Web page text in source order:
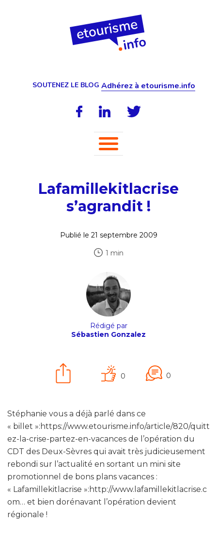
SOUTENEZ LE BLOG Adhérez à etourisme.info
Lafamillekitlacrise
s’agrandit !
Publié le 21 septembre 2009
1 min
Rédigé par
Sébastien Gonzalez
0 0
Stéphanie vous a déjà parlé dans ce
« billet »:https://www.etourisme.info/article/820/quitt
ez-la-crise-partez-en-vacances de l’opération du
CDT des Deux-Sèvres qui avait très judicieusement
rebondi sur l’actualité en sortant un mini site
promotionnel de bons plans vacances :
« Lafamillekitlacrise »:http://www.lafamillekitlacrise.c
om… et bien dorénavant l’opération devient
régionale !